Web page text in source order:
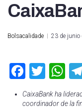
Bolsacalidade 23 de junio
CaixaBank ha
coordinador de la